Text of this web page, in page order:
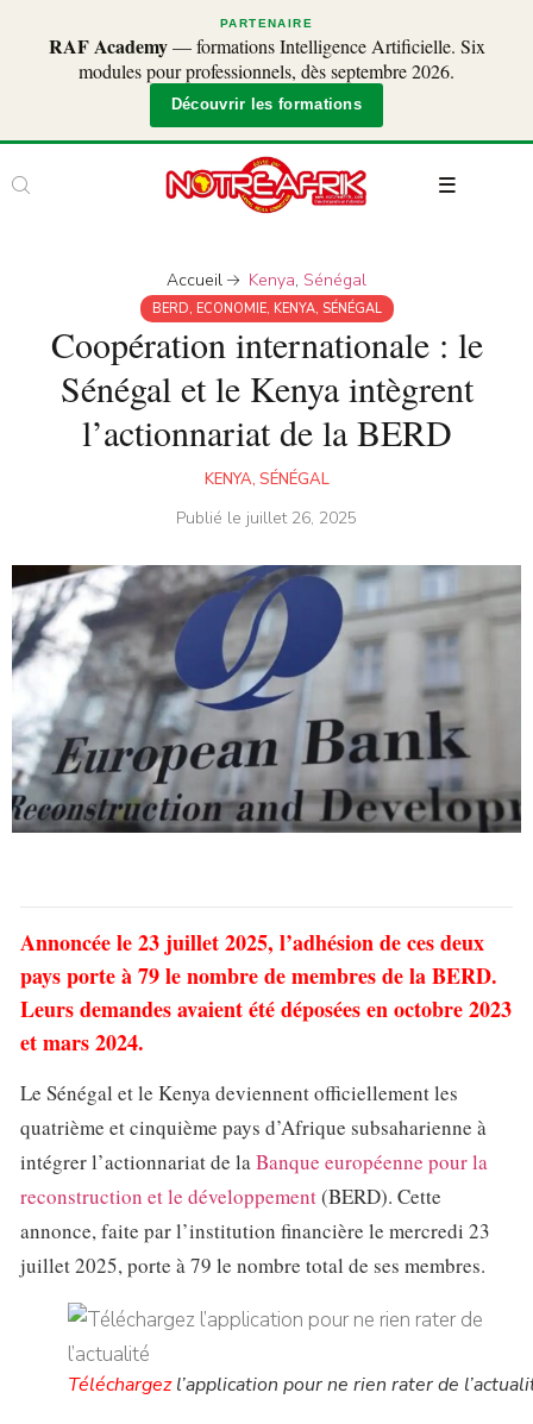
PARTENAIRE
RAF Academy— formations Intelligence Artificielle. Six
modules pour professionnels, dès septembre 2026.
Découvrir les formations
Accueil Kenya, Sénégal
BERD, ECONOMIE, KENYA, SÉNÉGAL
Coopération internationale : le
Sénégal et le Kenya intègrent
l’actionnariat de la BERD
KENYA, SÉNÉGAL
Publié le juillet 26, 2025
Annoncée le 23 juillet 2025, l’adhésion de ces deux
pays porte à 79 le nombre de membres de la BERD.
Leurs demandes avaient été déposées en octobre 2023
et mars 2024.
Le Sénégal et le Kenya deviennent officiellement les
quatrième et cinquième pays d’Afrique subsaharienne à
intégrer l’actionnariat de laBanque européenne pour la
reconstruction et le développement(BERD). Cette
annonce, faite par l’institution financière le mercredi 23
juillet 2025, porte à 79 le nombre total de ses membres.
Téléchargez l’application pour ne rien rater de